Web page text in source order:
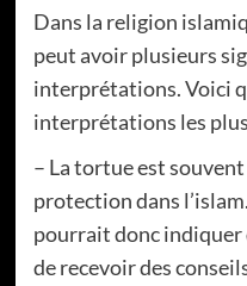
Dans la religion
peut avoir plusieurs
interprétations. Voici
interprétations les
– La tortue est souvent
protection dans
pourrait donc indiquer
de recevoir des